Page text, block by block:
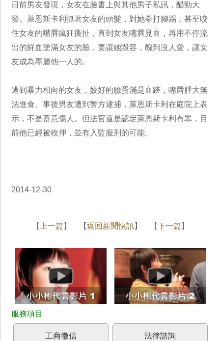
日前男友發現，女友在臉書上與其他男子私訊，醋勁大
發。萊恩斯卡利抓著女友的頭髮，對她拳打腳踢，甚至咬
住女友的嘴唇瘋狂撕扯，直到女友嘴唇見血，再用不停流
出的鮮血塗滿女友的臉，要讓她毀容，醜到沒人愛，讓女
友成為專屬他一人的。
遭到暴力相向的女友，姣好的臉蛋滿是血跡，嘴唇腫大無
法進食。事後男友遭到警方逮捕，萊恩斯卡利在庭院上表
示，不是蓄意傷人。但法官還是認定萊恩斯卡利有罪，目
前他已經被收押，並有入監服刑的可能。
2014-12-30
【 上一篇 】 【返回新聞快訊】 【下一篇 】
工商徵信 法律諮詢